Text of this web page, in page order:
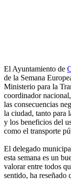
El Ayuntamiento de
de la Semana
Ministerio para la
coordinador
las consecuencias
la ciudad, tanto para
y los beneficios del
como el transporte
El delegado
esta semana es un
valorar entre todos
sentido, ha